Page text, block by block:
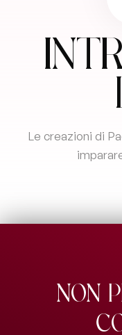
Le creazioni di
Non